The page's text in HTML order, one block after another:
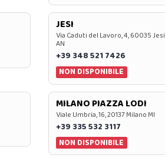
JESI
Via Caduti del Lavoro, 4, 60035 Jesi
AN
+39 348 521 7426
NON DISPONIBILE
MILANO PIAZZA LODI
Viale Umbria, 16, 20137 Milano MI
+39 335 532 3117
NON DISPONIBILE